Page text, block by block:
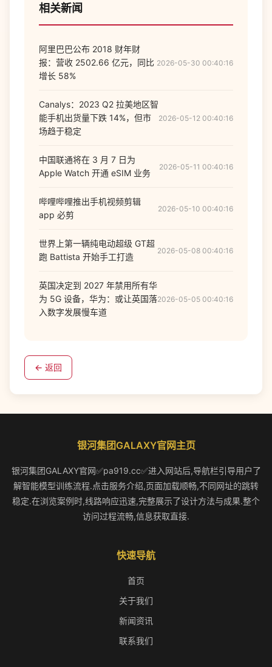
相关新闻
阿里巴巴公布 2018 财年财
报：营收 2502.66 亿元，同比
增长 58%
2026-05-30 00:40:16
Canalys：2023 Q2 拉美地区智
能手机出货量下跌 14%，但市
场趋于稳定
2026-05-12 00:40:16
中国联通将在 3 月 7 日为
Apple Watch 开通 eSIM 业务
2026-05-11 00:40:16
哔哩哔哩推出手机视频剪辑
app 必剪
2026-05-10 00:40:16
世界上第一辆纯电动超级 GT超
跑 Battista 开始手工打造
2026-05-08 00:40:16
英国决定到 2027 年禁用所有华
为 5G 设备，华为：或让英国落
入数字发展慢车道
2026-05-05 00:40:16
← 返回
银河集团GALAXY官网主页
银河集团GALAXY官网✅pa919.cc✅进入网站后,导航栏引导用户了
解智能模型训练流程.点击服务介绍,页面加载顺畅,不同网址的跳转
稳定.在浏览案例时,线路响应迅速,完整展示了设计方法与成果.整个
访问过程流畅,信息获取直接.
快速导航
首页
关于我们
新闻资讯
联系我们